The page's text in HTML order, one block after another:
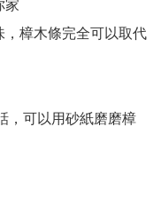
家
樟木條完全可以取代
，可以用砂紙磨磨樟